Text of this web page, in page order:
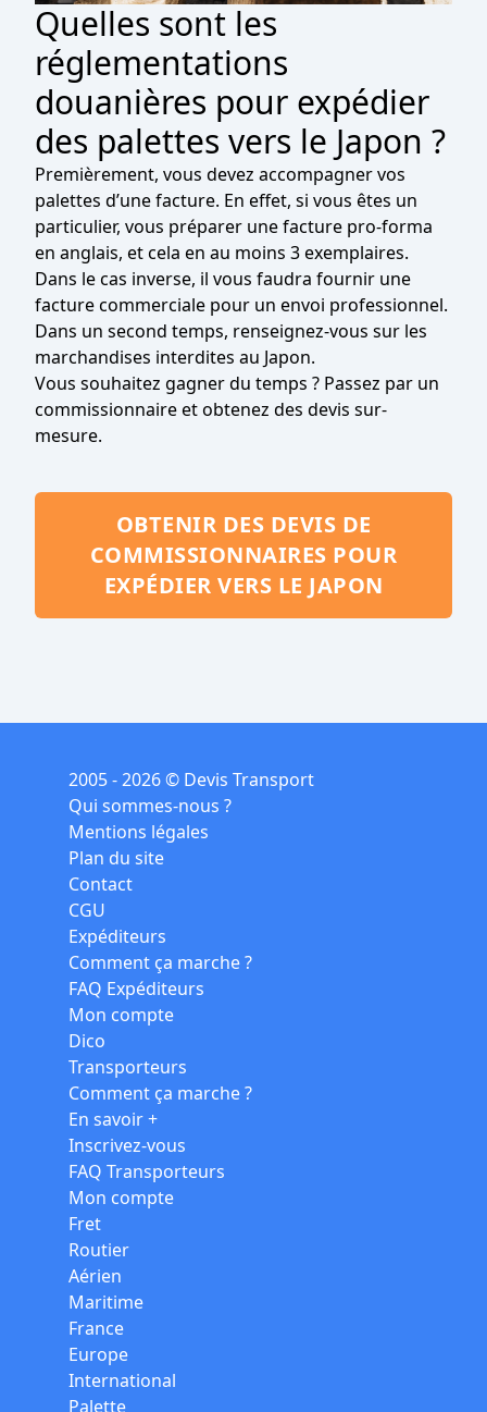
Quelles sont les
réglementations
douanières pour expédier
des palettes vers le Japon ?
Premièrement, vous devez accompagner vos
palettes d’une facture. En effet, si vous êtes un
particulier, vous préparer une facture pro-forma
en anglais, et cela en au moins 3 exemplaires.
Dans le cas inverse, il vous faudra fournir une
facture commerciale pour un envoi professionnel.
Dans un second temps, renseignez-vous sur les
marchandises interdites au Japon.
Vous souhaitez gagner du temps ? Passez par un
commissionnaire et obtenez des devis sur-
mesure.
OBTENIR DES DEVIS DE
COMMISSIONNAIRES POUR
EXPÉDIER VERS LE JAPON
2005 - 2026 © Devis Transport
Qui sommes-nous ?
Mentions légales
Plan du site
Contact
CGU
Expéditeurs
Comment ça marche ?
FAQ Expéditeurs
Mon compte
Dico
Transporteurs
Comment ça marche ?
En savoir +
Inscrivez-vous
FAQ Transporteurs
Mon compte
Fret
Routier
Aérien
Maritime
France
Europe
International
Palette